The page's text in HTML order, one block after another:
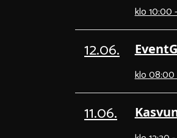
klo 10:00
12.06.
klo
11.06.